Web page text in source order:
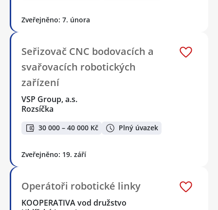
Zveřejněno: 7. února
Seřizovač CNC bodovacích a
svařovacích robotických
zařízení
VSP Group, a.s.
Rozsíčka
30 000 – 40 000 Kč Plný úvazek
Zveřejněno: 19. září
Operátoři robotické linky
KOOPERATIVA vod družstvo